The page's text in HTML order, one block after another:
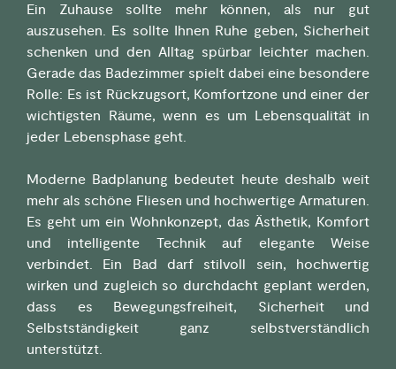
Ein Zuhause sollte mehr können, als nur gut
auszusehen. Es sollte Ihnen Ruhe geben, Sicherheit
schenken und den Alltag spürbar leichter machen.
Gerade das Badezimmer spielt dabei eine besondere
Rolle: Es ist Rückzugsort, Komfortzone und einer der
wichtigsten Räume, wenn es um Lebensqualität in
jeder Lebensphase geht.
Moderne Badplanung bedeutet heute deshalb weit
mehr als schöne Fliesen und hochwertige Armaturen.
Es geht um ein Wohnkonzept, das Ästhetik, Komfort
und intelligente Technik auf elegante Weise
verbindet. Ein Bad darf stilvoll sein, hochwertig
wirken und zugleich so durchdacht geplant werden,
dass es Bewegungsfreiheit, Sicherheit und
Selbstständigkeit ganz selbstverständlich
unterstützt.